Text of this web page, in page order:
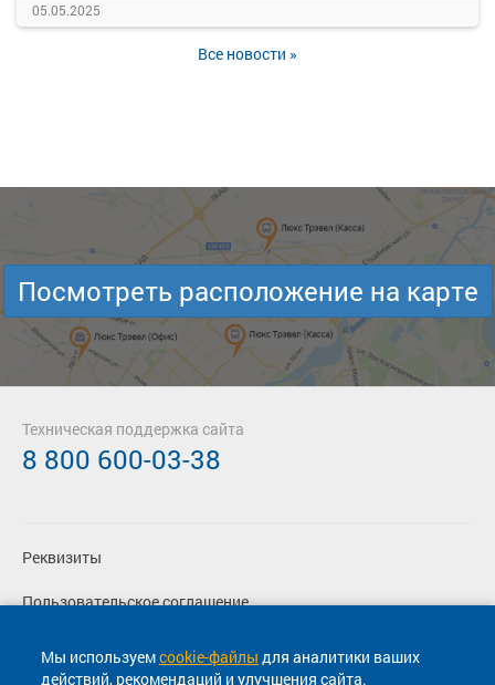
05.05.2025
Все новости »
Мы используемcookie-файлы для аналитики ваших
действий, рекомендаций и улучшения сайта.
Посмотреть расположение на карте
Реквизиты
Пользовательское соглашение
Политика конфиденциальности
Техническая поддержка сайта
8 800 600-03-38